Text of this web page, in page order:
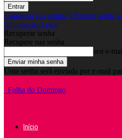
Esqueceu sua senha? Obtenha ajuda
Informação Legal
Recuperar senha
Recupere sua senha
seu e-
Uma senha será enviada por e-mail
Folha do Domingo
Início